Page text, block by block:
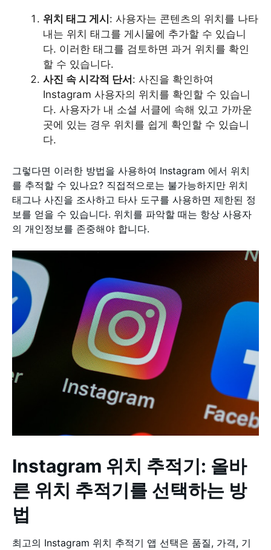
위치 태그 게시 : 사용자는 콘텐츠의 위치를 나타
내는 위치 태그를 게시물에 추가할 수 있습니
다. 이러한 태그를 검토하면 과거 위치를 확인
할 수 있습니다.
사진 속 시각적 단서 : 사진을 확인하여
Instagram 사용자의 위치를 확인할 수 있습니
다. 사용자가 내 소셜 서클에 속해 있고 가까운
곳에 있는 경우 위치를 쉽게 확인할 수 있습니
다.
그렇다면 이러한 방법을 사용하여 Instagram 에서 위치
를 추적할 수 있나요? 직접적으로는 불가능하지만 위치
태그나 사진을 조사하고 타사 도구를 사용하면 제한된 정
보를 얻을 수 있습니다. 위치를 파악할 때는 항상 사용자
의 개인정보를 존중해야 합니다.
Instagram 위치 추적기: 올바
른 위치 추적기를 선택하는 방
법
최고의 Instagram 위치 추적기 앱 선택은 품질, 가격, 기